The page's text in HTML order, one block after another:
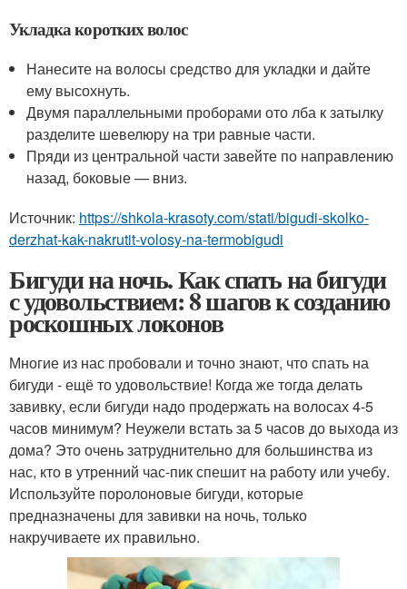
Укладка коротких волос
Нанесите на волосы средство для укладки и дайте
ему высохнуть.
Двумя параллельными проборами ото лба к затылку
разделите шевелюру на три равные части.
Пряди из центральной части завейте по направлению
назад, боковые — вниз.
Источник: https://shkola-krasoty.com/stati/bigudi-skolko-
derzhat-kak-nakrutit-volosy-na-termobigudi
Бигуди на ночь. Как спать на бигуди
с удовольствием: 8 шагов к созданию
роскошных локонов
Многие из нас пробовали и точно знают, что спать на
бигуди - ещё то удовольствие! Когда же тогда делать
завивку, если бигуди надо продержать на волосах 4-5
часов минимум? Неужели встать за 5 часов до выхода из
дома? Это очень затруднительно для большинства из
нас, кто в утренний час-пик спешит на работу или учебу.
Используйте поролоновые бигуди, которые
предназначены для завивки на ночь, только
накручиваете их правильно.